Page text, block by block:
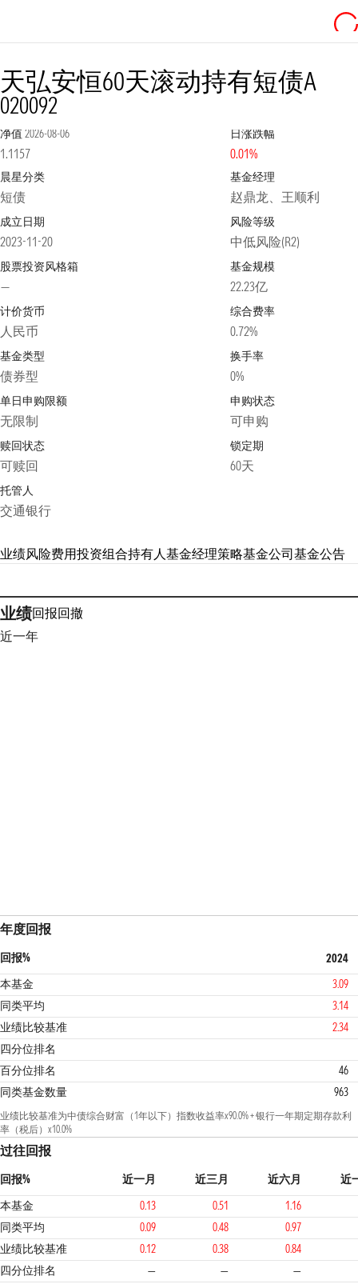
天弘安恒60天滚动持有短债A
020092
净值 2026-08-06
1.1157
日涨跌幅
0.01%
晨星分类
短债
基金经理
赵鼎龙、王顺利
成立日期
2023-11-20
风险等级
中低风险(R2)
股票投资风格箱
—
基金规模
22.23亿
计价货币
人民币
综合费率
0.72%
基金类型
债券型
换手率
0%
单日申购限额
无限制
申购状态
可申购
赎回状态
可赎回
锁定期
60天
托管人
交通银行
业绩风险费用投资组合持有人基金经理策略基金公司基金公告
业绩回报回撤
近一年
年度回报
回报%
2024
本基金
3.09
同类平均
3.14
业绩比较基准
2.34
四分位排名
2 1
百分位排名
46
同类基金数量
963
业绩比较基准为中债综合财富（1年以下）指数收益率x90.0% + 银行一年期定期存款利
率（税后）x10.0%
过往回报
回报% 近一月 近三月 近六月
近
本基金
0.13 0.51
1.16
同类平均
0.09 0.48
0.97
业绩比较基准
0.12 0.38
0.84
四分位排名
— — —
1